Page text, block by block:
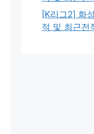
[K리그2] 화
적 및 최근전